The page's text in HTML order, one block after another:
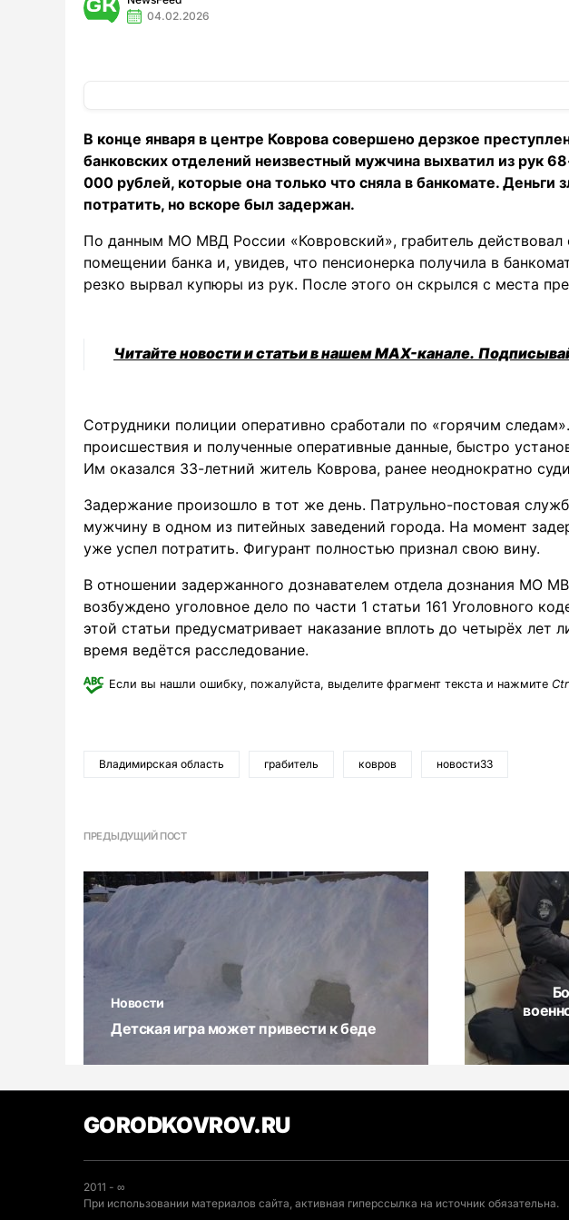
04.02.2026
В конце января в центре Коврова совершено дерзкое
банковских отделений неизвестный мужчина выхватил из рук
000 рублей, которые она только что сняла в банкомате. Деньги
потратить, но вскоре был задержан.
По данным МО МВД России «Ковровский», грабитель действовал
помещении банка и, увидев, что пенсионерка получила в
резко вырвал купюры из рук. После этого он скрылся с места
Читайте новости и статьи в нашем MAX-канале.
Сотрудники полиции оперативно сработали по «горячим
происшествия и полученные оперативные данные, быстро
Им оказался 33-летний житель Коврова, ранее неоднократно
Задержание произошло в тот же день. Патрульно-постовая
мужчину в одном из питейных заведений города. На момент
уже успел потратить. Фигурант полностью признал свою вину.
В отношении задержанного дознавателем отдела дознания МО
возбуждено уголовное дело по части 1 статьи 161 Уголовного
этой статьи предусматривает наказание вплоть до четырёх лет
время ведётся расследование.
Если вы нашли ошибку, пожалуйста, выделите фрагмент текста и нажмите
Владимирская область грабитель ковров новости33
ПРЕДЫДУЩИЙ ПОСТ
Новости
Детская игра может привести к беде
GORODKOVROV.RU
2011 - ∞
При использовании материалов сайта, активная гиперссылка на источник обязательна.